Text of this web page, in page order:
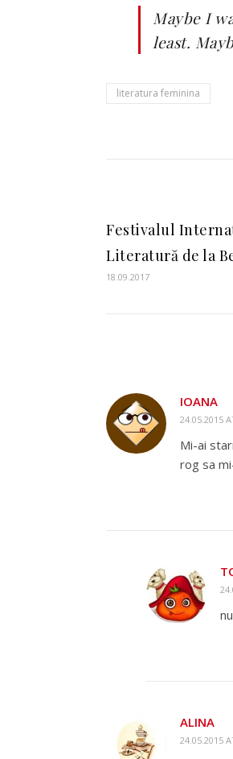
Maybe I
least.
literatura feminina
Festivalul
Literatură de la
18.09.2017
IOANA
24.05.2015
Mi-ai
rog sa
ALINA
24.05.2015